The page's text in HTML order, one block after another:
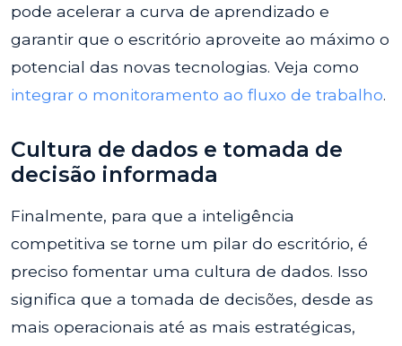
pode acelerar a curva de aprendizado e
garantir que o escritório aproveite ao máximo o
potencial das novas tecnologias. Veja como
integrar o monitoramento ao fluxo de trabalho.
Cultura de dados e tomada de
decisão informada
Finalmente, para que a inteligência
competitiva se torne um pilar do escritório, é
preciso fomentar uma cultura de dados. Isso
significa que a tomada de decisões, desde as
mais operacionais até as mais estratégicas,